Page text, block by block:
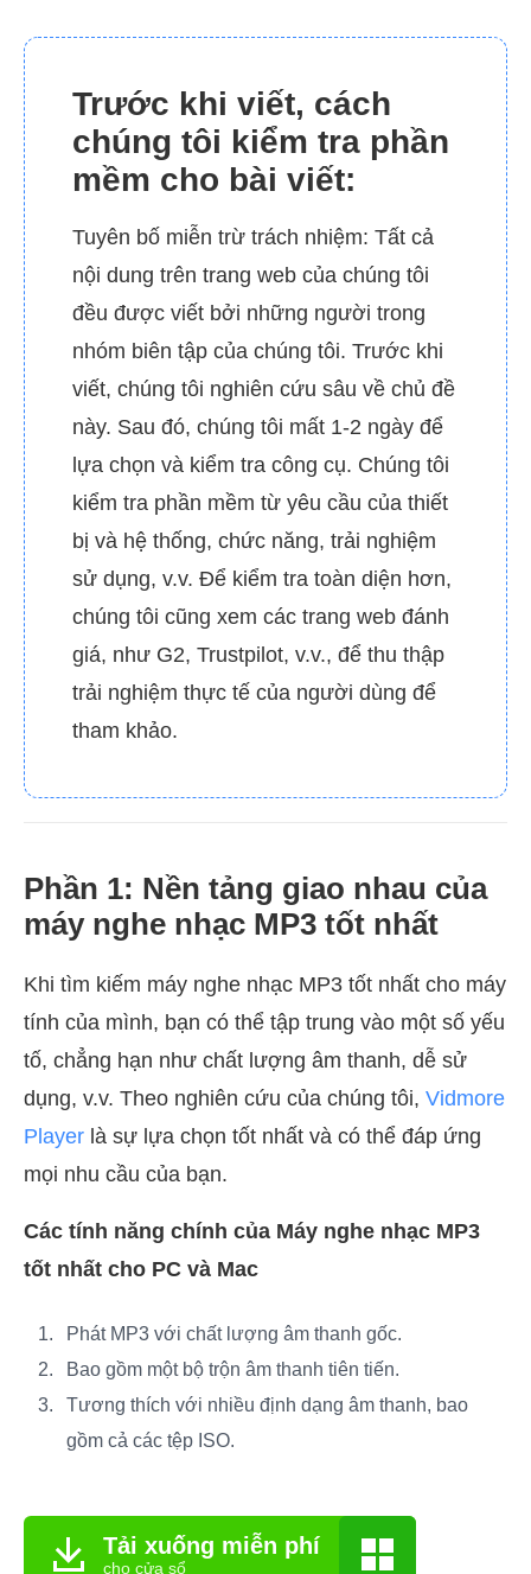
Trước khi viết, cách
chúng tôi kiểm tra phần
mềm cho bài viết:
Tuyên bố miễn trừ trách nhiệm: Tất cả
nội dung trên trang web của chúng tôi
đều được viết bởi những người trong
nhóm biên tập của chúng tôi. Trước khi
viết, chúng tôi nghiên cứu sâu về chủ đề
này. Sau đó, chúng tôi mất 1-2 ngày để
lựa chọn và kiểm tra công cụ. Chúng tôi
kiểm tra phần mềm từ yêu cầu của thiết
bị và hệ thống, chức năng, trải nghiệm
sử dụng, v.v. Để kiểm tra toàn diện hơn,
chúng tôi cũng xem các trang web đánh
giá, như G2, Trustpilot, v.v., để thu thập
trải nghiệm thực tế của người dùng để
tham khảo.
Phần 1: Nền tảng giao nhau của
máy nghe nhạc MP3 tốt nhất
Khi tìm kiếm máy nghe nhạc MP3 tốt nhất cho máy
tính của mình, bạn có thể tập trung vào một số yếu
tố, chẳng hạn như chất lượng âm thanh, dễ sử
dụng, v.v. Theo nghiên cứu của chúng tôi, Vidmore
Player là sự lựa chọn tốt nhất và có thể đáp ứng
mọi nhu cầu của bạn.
Các tính năng chính của Máy nghe nhạc MP3
tốt nhất cho PC và Mac
Phát MP3 với chất lượng âm thanh gốc.
Bao gồm một bộ trộn âm thanh tiên tiến.
Tương thích với nhiều định dạng âm thanh, bao
gồm cả các tệp ISO.
Tải xuống miễn phí
cho cửa sổ